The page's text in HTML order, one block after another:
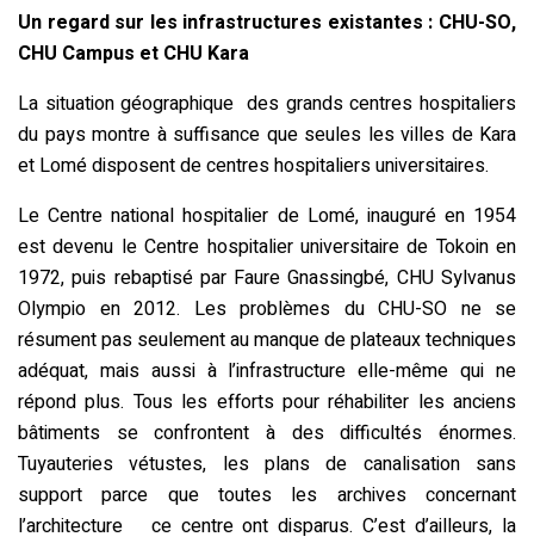
Un regard sur les infrastructures existantes : CHU-SO,
CHU Campus et CHU Kara
La situation géographique des grands centres hospitaliers
du pays montre à suffisance que seules les villes de Kara
et Lomé disposent de centres hospitaliers universitaires.
Le Centre national hospitalier de Lomé, inauguré en 1954
est devenu le Centre hospitalier universitaire de Tokoin en
1972, puis rebaptisé par Faure Gnassingbé, CHU Sylvanus
Olympio en 2012. Les problèmes du CHU-SO ne se
résument pas seulement au manque de plateaux techniques
adéquat, mais aussi à l’infrastructure elle-même qui ne
répond plus. Tous les efforts pour réhabiliter les anciens
bâtiments se confrontent à des difficultés énormes.
Tuyauteries vétustes, les plans de canalisation sans
support parce que toutes les archives concernant
l’architecture ce centre ont disparus. C’est d’ailleurs, la